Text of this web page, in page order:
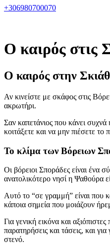
+306980700070
Ο καιρός στις
Ο καιρός στην
Αν κινείστε με σκάφος στις
ακρωτήρι.
Σαν καπετάνιος που κάνει
κοιτάξετε και να μην πιέσετε το
Το κλίμα των Βόρειων
Οι βόρειοι Σποράδες είναι ένα
ανατολικότερο νησί η Ψαθούρα
Αυτό το “σε γραμμή” είναι που
κάποια σημεία που μοιάζουν
Για γενική εικόνα και
παρατηρήσεις και τάσεις, και
στενό.